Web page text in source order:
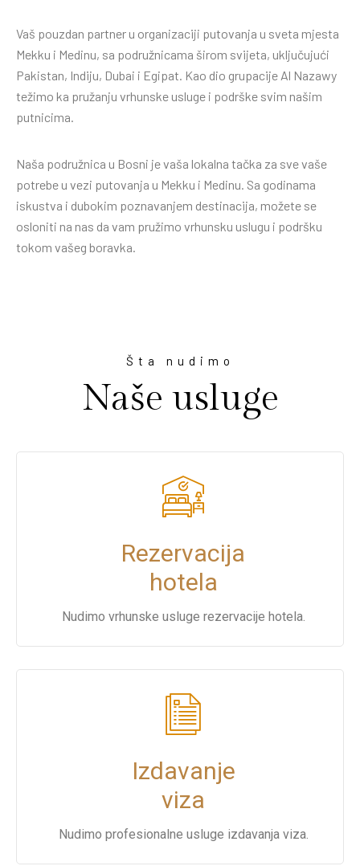
Vaš pouzdan partner u organizaciji putovanja u sveta mjesta
Mekku i Medinu, sa podružnicama širom svijeta, uključujući
Pakistan, Indiju, Dubai i Egipat. Kao dio grupacije Al Nazawy
težimo ka pružanju vrhunske usluge i podrške svim našim
putnicima.
Naša podružnica u Bosni je vaša lokalna tačka za sve vaše
potrebe u vezi putovanja u Mekku i Medinu. Sa godinama
iskustva i dubokim poznavanjem destinacija, možete se
osloniti na nas da vam pružimo vrhunsku uslugu i podršku
tokom vašeg boravka.
Šta nudimo
Naše usluge
Rezervacija
hotela
Nudimo vrhunske usluge rezervacije hotela.
Izdavanje
viza
Nudimo profesionalne usluge izdavanja viza.